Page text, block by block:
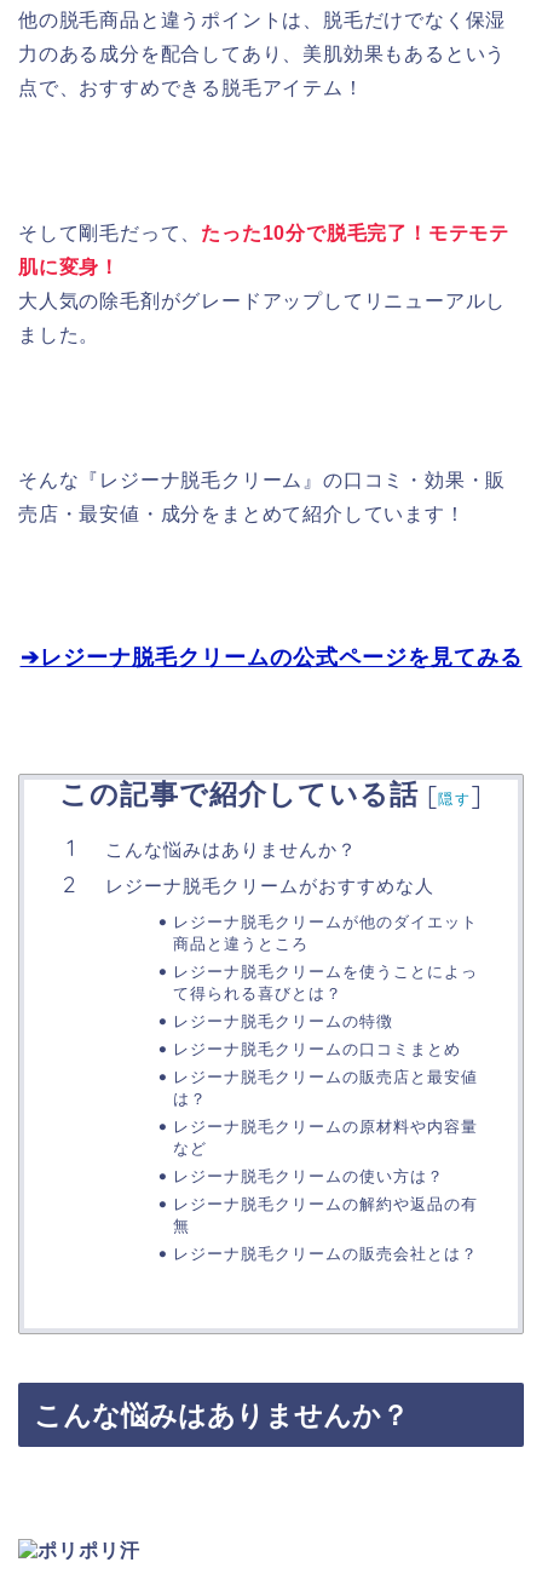
他の脱毛商品と違うポイントは、脱毛だけでなく保湿
力のある成分を配合してあり、美肌効果もあるという
点で、おすすめできる脱毛アイテム！
そして剛毛だって、 たった10分で脱毛完了！モテモテ
肌に変身！
大人気の除毛剤がグレードアップしてリニューアルし
ました。
そんな『レジーナ脱毛クリーム』の口コミ・効果・販
売店・最安値・成分をまとめて紹介しています！
➔レジーナ脱毛クリームの公式ページを見てみる
この記事で紹介している話 [隠す]
こんな悩みはありませんか？
レジーナ脱毛クリームがおすすめな人
レジーナ脱毛クリームが他のダイエット
商品と違うところ
レジーナ脱毛クリームを使うことによっ
て得られる喜びとは？
レジーナ脱毛クリームの特徴
レジーナ脱毛クリームの口コミまとめ
レジーナ脱毛クリームの販売店と最安値
は？
レジーナ脱毛クリームの原材料や内容量
など
レジーナ脱毛クリームの使い方は？
レジーナ脱毛クリームの解約や返品の有
無
レジーナ脱毛クリームの販売会社とは？
こんな悩みはありませんか？